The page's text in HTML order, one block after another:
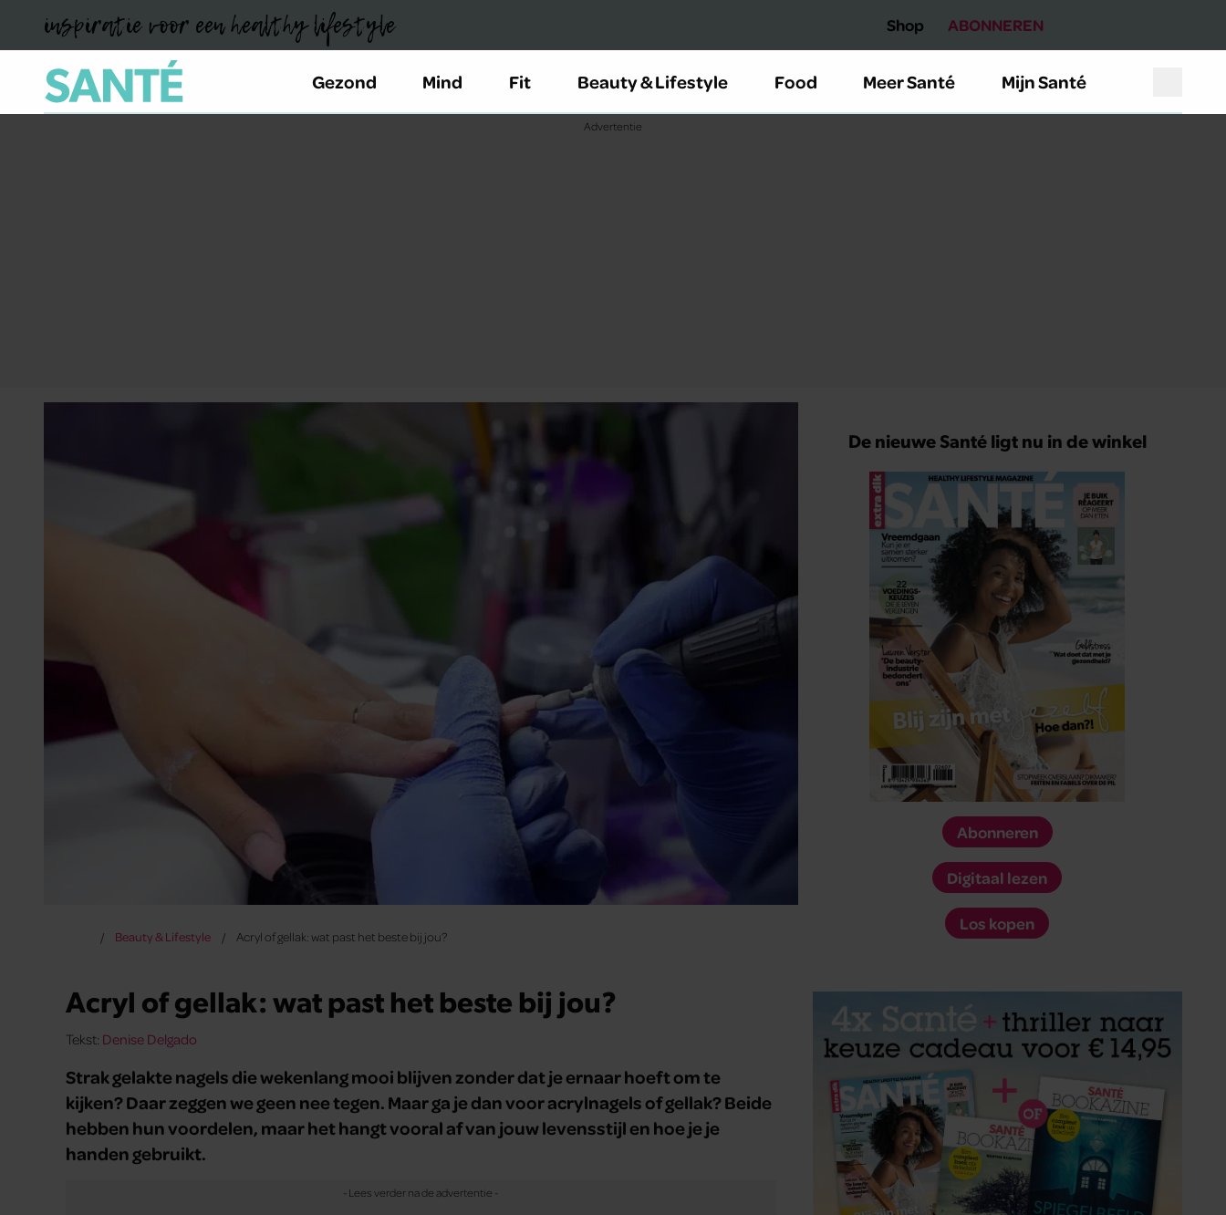
inspiratie voor een healthy lifestyle Shop ABONNEREN
Gezond Mind Fit Beauty & Lifestyle Food Meer Santé Mijn Santé
Beauty & Lifestyle Acryl of gellak: wat past het beste bij jou?
Acryl of gellak: wat past het beste bij jou?
Tekst: Denise Delgado
Strak gelakte nagels die wekenlang mooi blijven zonder dat je ernaar hoeft om te
kijken? Daar zeggen we geen nee tegen. Maar ga je dan voor acrylnagels of gellak? Beide
hebben hun voordelen, maar het hangt vooral af van jouw levensstijl en hoe je je
handen gebruikt.
De nieuwe Santé ligt nu in de winkel
Abonneren
Digitaal lezen
Los kopen